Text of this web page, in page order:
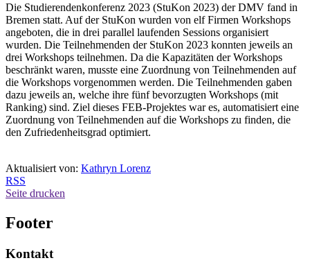
Die Studierendenkonferenz 2023 (StuKon 2023) der DMV fand in
Bremen statt. Auf der StuKon wurden von elf Firmen Workshops
angeboten, die in drei parallel laufenden Sessions organisiert
wurden. Die Teilnehmenden der StuKon 2023 konnten jeweils an
drei Workshops teilnehmen. Da die Kapazitäten der Workshops
beschränkt waren, musste eine Zuordnung von Teilnehmenden auf
die Workshops vorgenommen werden. Die Teilnehmenden gaben
dazu jeweils an, welche ihre fünf bevorzugten Workshops (mit
Ranking) sind. Ziel dieses FEB-Projektes war es, automatisiert eine
Zuordnung von Teilnehmenden auf die Workshops zu finden, die
den Zufriedenheitsgrad optimiert.
Aktualisiert von: Kathryn Lorenz
RSS
Seite drucken
Footer
Kontakt